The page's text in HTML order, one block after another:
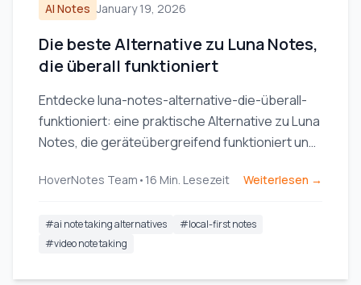
AI Notes January 19, 2026
Die beste Alternative zu Luna Notes,
die überall funktioniert
Entdecke luna-notes-alternative-die-überall-
funktioniert: eine praktische Alternative zu Luna
Notes, die geräteübergreifend funktioniert und
HoverNotes Team • 16 Min. Lesezeit Weiterlesen →
#ai note taking alternatives #local-first notes
#video note taking